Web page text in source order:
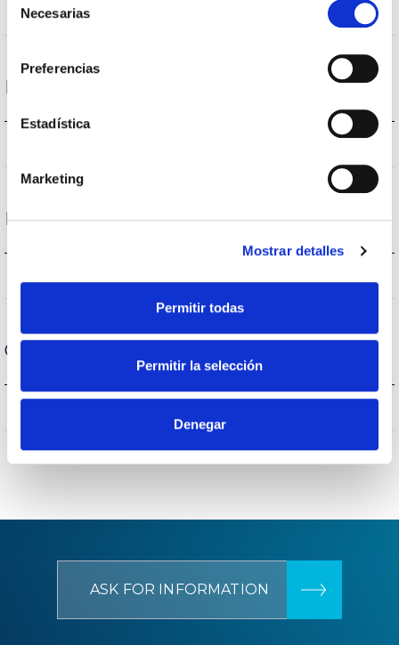
Necesarias
Preferencias
Estadística
Marketing
Mostrar detalles
Permitir todas
Permitir la selección
Denegar
Performance -%
Life
Protections
General data
ASK FOR INFORMATION